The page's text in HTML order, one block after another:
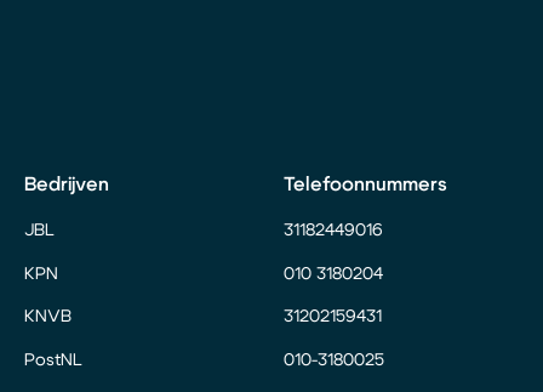
Bedrijven
JBL
KPN
KNVB
PostNL
Telefoonnummers
31182449016
010 3180204
31202159431
010-3180025